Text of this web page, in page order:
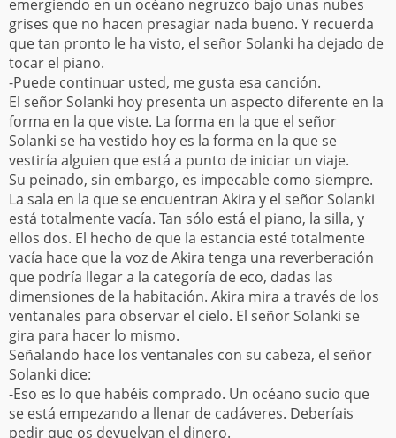
emergiendo en un océano negruzco bajo unas nubes
grises que no hacen presagiar nada bueno. Y recuerda
que tan pronto le ha visto, el señor Solanki ha dejado de
tocar el piano.
-Puede continuar usted, me gusta esa canción.
El señor Solanki hoy presenta un aspecto diferente en la
forma en la que viste. La forma en la que el señor
Solanki se ha vestido hoy es la forma en la que se
vestiría alguien que está a punto de iniciar un viaje.
Su peinado, sin embargo, es impecable como siempre.
La sala en la que se encuentran Akira y el señor Solanki
está totalmente vacía. Tan sólo está el piano, la silla, y
ellos dos. El hecho de que la estancia esté totalmente
vacía hace que la voz de Akira tenga una reverberación
que podría llegar a la categoría de eco, dadas las
dimensiones de la habitación. Akira mira a través de los
ventanales para observar el cielo. El señor Solanki se
gira para hacer lo mismo.
Señalando hace los ventanales con su cabeza, el señor
Solanki dice:
-Eso es lo que habéis comprado. Un océano sucio que
se está empezando a llenar de cadáveres. Deberíais
pedir que os devuelvan el dinero.